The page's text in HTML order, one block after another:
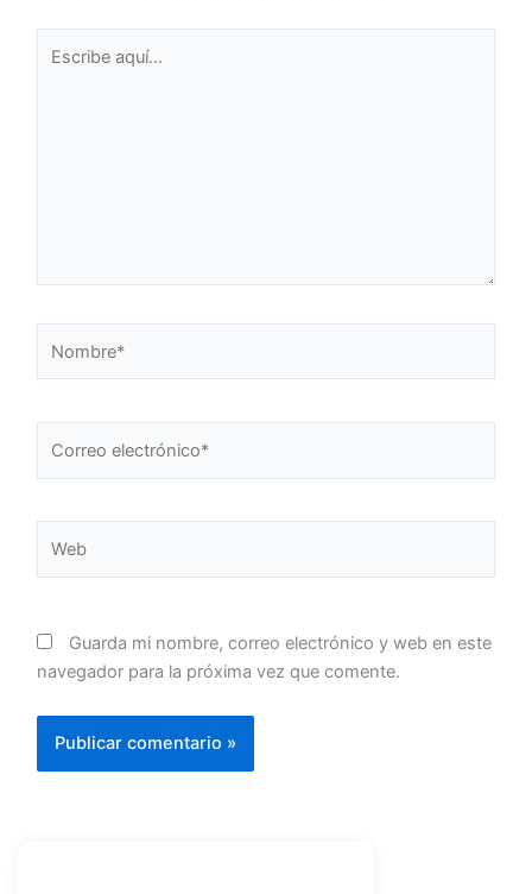
aquí...
electrónico*
Guarda mi nombre, correo electrónico y web en este
navegador para la próxima vez que comente.